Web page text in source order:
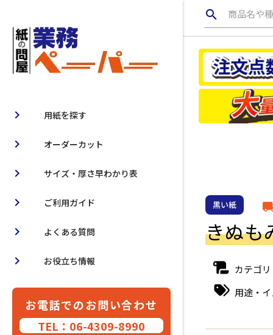
用紙を探す
chevron_right
オーダーカット
chevron_right
サイズ・厚さ早わかり表
chevron_right
ご利用ガイド
chevron_right
よくある質問
chevron_right
お役立ち情報
chevron_right
お電話でのお問い合わせ
TEL：06-4309-8990
search 商品名や
黒い紙
きぬも
カテゴリ
用途・